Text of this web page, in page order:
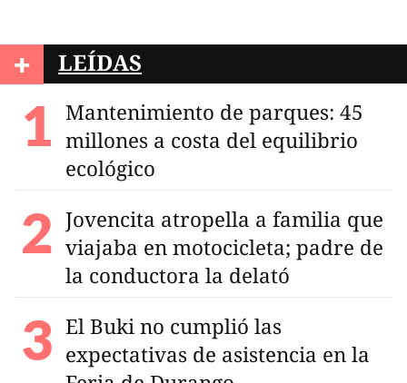
+ LEÍDAS
Mantenimiento de parques: 45
millones a costa del equilibrio
ecológico
Jovencita atropella a familia que
viajaba en motocicleta; padre de
la conductora la delató
El Buki no cumplió las
expectativas de asistencia en la